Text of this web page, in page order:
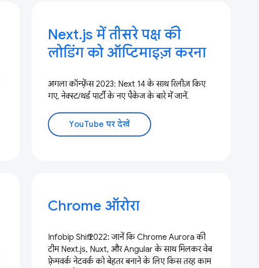
Next.js में तीसरे पक्ष की
लोडिंग को ऑप्टिमाइज़ करना
अगला कॉन्फ़्रेंस 2023: Next 14 के साथ रिलीज़ किए
गए, नेक्स्ट/थर्ड पार्टी के नए पैकेज के बारे में जानें.
YouTube पर देखें
Chrome ऑरोरा
Infobip Shift 2022: जानें कि Chrome Aurora की
टीम Next.js, Nuxt, और Angular के साथ मिलकर वेब
फ़्रेमवर्क नेटवर्क को बेहतर बनाने के लिए किस तरह काम